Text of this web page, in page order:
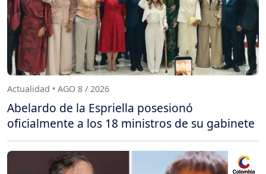
Actualidad • AGO 8 / 2026
Abelardo de la Espriella posesionó
oficialmente a los 18 ministros de su gabinete